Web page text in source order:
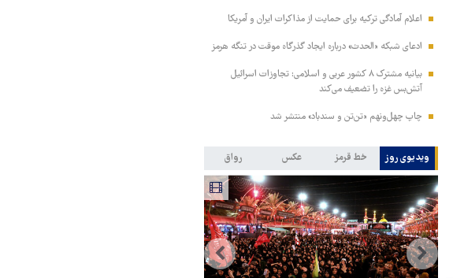
اعلام آمادگی ترکیه برای حمایت از مذاکرات ایران و آمریکا
ادعای شبکه «الحدث» درباره ایجاد گذرگاه موقت در تنگه هرمز
بیانیه مشترک ۸ کشور عربی و اسلامی: تجاوزات اسرائیل
آتش‌بس غزه را تضعیف می‌کند
چاپ چهل‌ونهم «تن‌تن و سندباد» منتشر شد
ویدیوی روز خط قرمز عکس رواق